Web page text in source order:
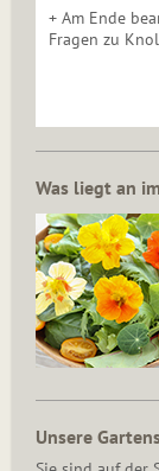
+ Am Ende
Fragen zu
Was liegt an
Unsere